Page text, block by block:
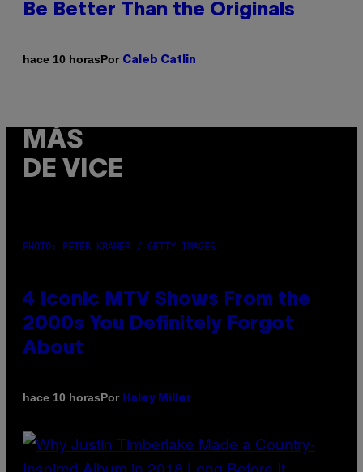
Be Better Than the Originals
hace 10 horasPor Caleb Catlin
MÁS
DE VICE
PHOTO: PETER KRAMER / GETTY IMAGES
4 Iconic MTV Shows From the
2000s You Definitely Forgot
About
hace 10 horasPor Haley Miller